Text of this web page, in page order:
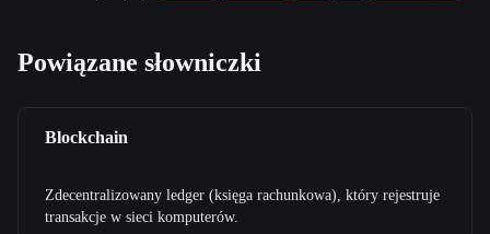
Powiązane słowniczki
Blockchain
Zdecentralizowany ledger (księga rachunkowa), który rejestruje
transakcje w sieci komputerów.